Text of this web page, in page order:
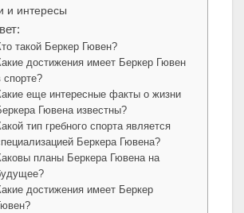
и интересы
такой Беркер Гювен?
достижения имеет Беркер Гювен
спорте?
еще интересные факты о жизни
Гювена известны?
тип гребного спорта является
Беркера Гювена?
планы Беркера Гювена на
достижения имеет Беркер